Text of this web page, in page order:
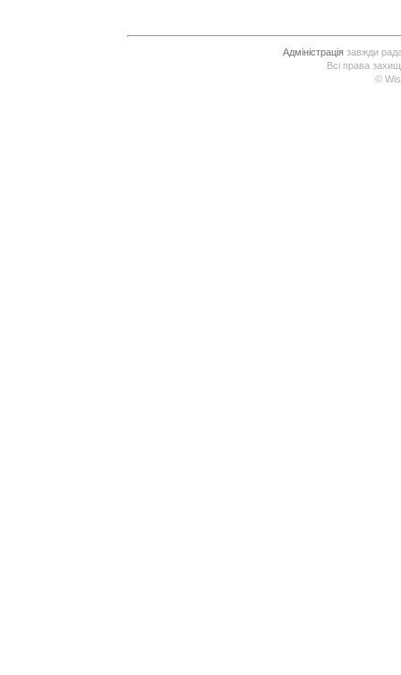
Адміністраціязавжди рада
Всі права
©